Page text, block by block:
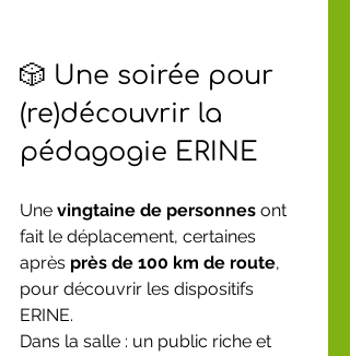
🎲 Une soirée pour
(re)découvrir la
pédagogie ERINE
Une vingtaine de personnes ont
fait le déplacement, certaines
après près de 100 km de route,
pour découvrir les dispositifs
ERINE.
Dans la salle : un public riche et